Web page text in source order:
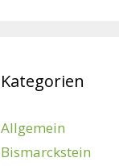
Kategorien
Allgemein
Bismarckstein